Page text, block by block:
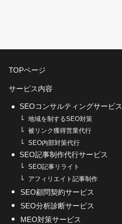
TOPページ
サービス内容
SEOコンサルティングサービス
地域を制するSEO対策
被リンク獲得営業代行
SEO内部対策代行
SEO記事制作代行サービス
SEO記事リライト
アフィリエイト記事制作
SEO顧問契約サービス
SEO分析診断サービス
MEO対策サービス